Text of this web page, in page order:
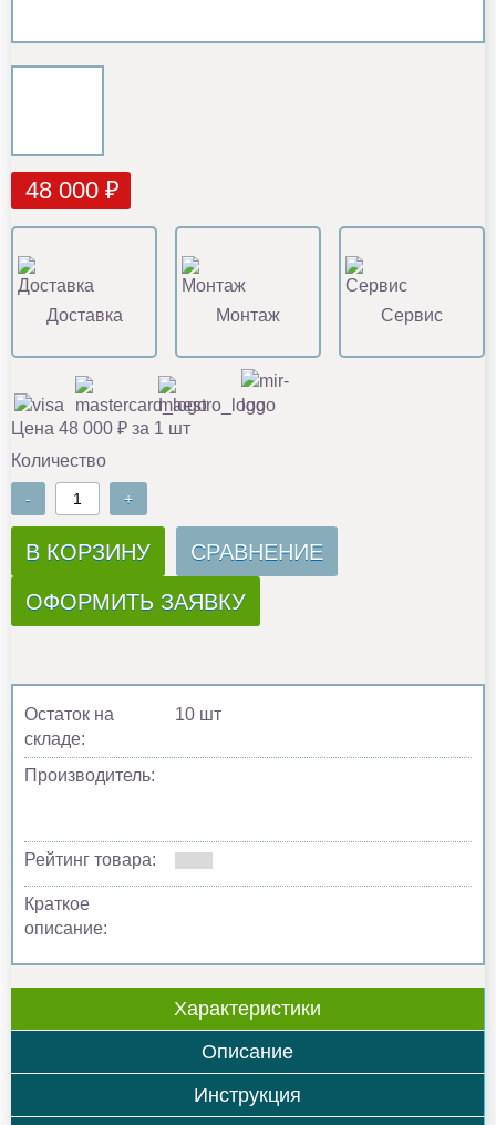
48 000 ₽
Доставка Монтаж Сервис
Цена 48 000 ₽ за 1 шт
Количество
- +
В КОРЗИНУ СРАВНЕНИЕ
ОФОРМИТЬ ЗАЯВКУ
Остаток на
складе:
10 шт
Производитель:
Рейтинг товара:
Краткое
описание:
Характеристики
Описание
Инструкция